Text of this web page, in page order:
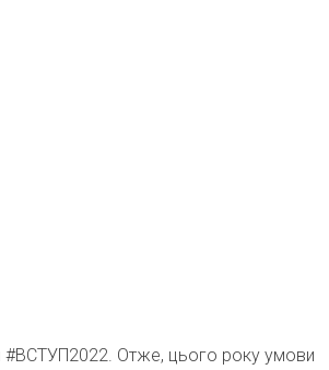
#ВСТУП2022. Отже, цього року умови